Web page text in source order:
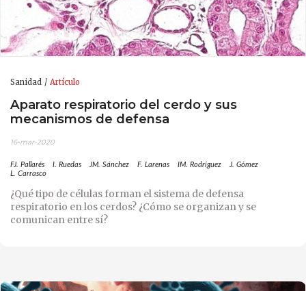
Sanidad Artículo
Aparato respiratorio del cerdo y sus
mecanismos de defensa
16-mar-2020
FJ. Pallarés I. Ruedas JM. Sánchez F. Larenas IM. Rodríguez
J. Gómez
L. Carrasco
¿Qué tipo de células forman el sistema de defensa
respiratorio en los cerdos? ¿Cómo se organizan y se
comunican entre sí?